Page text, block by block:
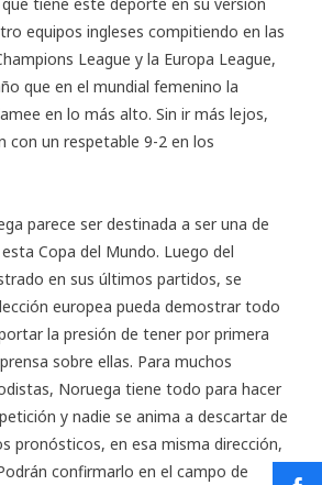
tiene este deporte en su versión
equipos ingleses compitiendo en las
League y la Europa League,
que en el mundial femenino la
en lo más alto. Sin ir más lejos,
con un respetable 9-2 en los
parece ser destinada a ser una de
Copa del Mundo. Luego del
en sus últimos partidos, se
europea pueda demostrar todo
la presión de tener por primera
sobre ellas. Para muchos
Noruega tiene todo para hacer
y nadie se anima a descartar de
pronósticos, en esa misma dirección,
confirmarlo en el campo de